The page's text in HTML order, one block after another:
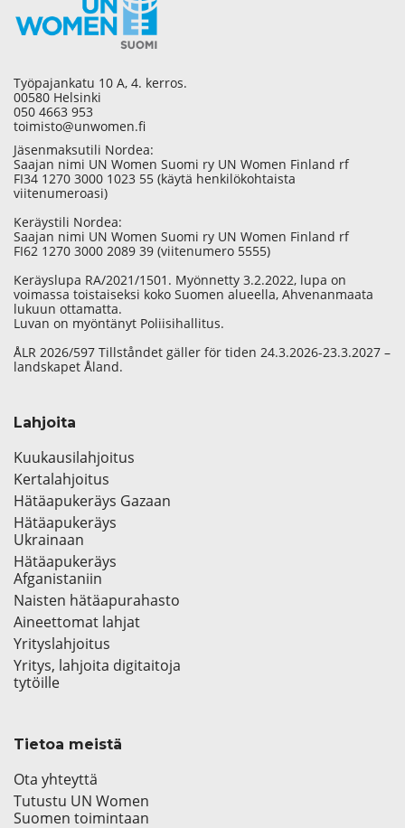
Työpajankatu 10 A, 4. kerros.
00580 Helsinki
050 4663 953
toimisto@unwomen.fi
Jäsenmaksutili Nordea:
Saajan nimi UN Women Suomi ry UN Women Finland rf
FI34 1270 3000 1023 55 (käytä henkilökohtaista
viitenumeroasi)
Keräystili Nordea:
Saajan nimi UN Women Suomi ry UN Women Finland rf
FI62 1270 3000 2089 39 (viitenumero 5555)
Keräyslupa RA/2021/1501. Myönnetty 3.2.2022, lupa on
voimassa toistaiseksi koko Suomen alueella, Ahvenanmaata
lukuun ottamatta.
Luvan on myöntänyt Poliisihallitus.
ÅLR 2026/597 Tillståndet gäller för tiden 24.3.2026-23.3.2027 –
landskapet Åland.
Lahjoita
Kuukausilahjoitus
Kertalahjoitus
Hätäapukeräys Gazaan
Hätäapukeräys
Ukrainaan
Hätäapukeräys
Afganistaniin
Naisten hätäapurahasto
Aineettomat lahjat
Yrityslahjoitus
Yritys, lahjoita digitaitoja
tytöille
Tietoa meistä
Ota yhteyttä
Tutustu UN Women
Suomen toimintaan